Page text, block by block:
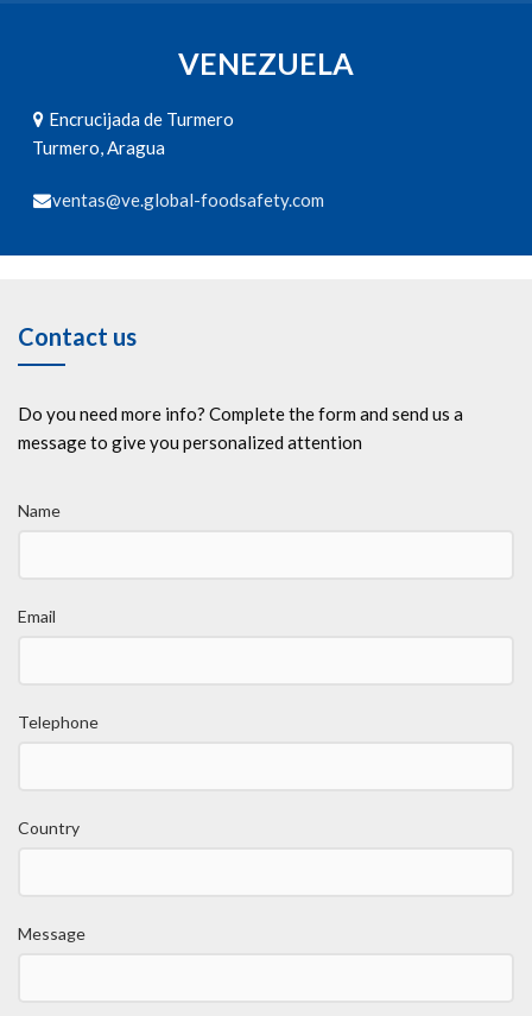
VENEZUELA
Encrucijada de Turmero
Turmero, Aragua
ventas@ve.global-foodsafety.com
Contact us
Do you need more info? Complete the form and send us a
message to give you personalized attention
Name
Email
Telephone
Country
Message